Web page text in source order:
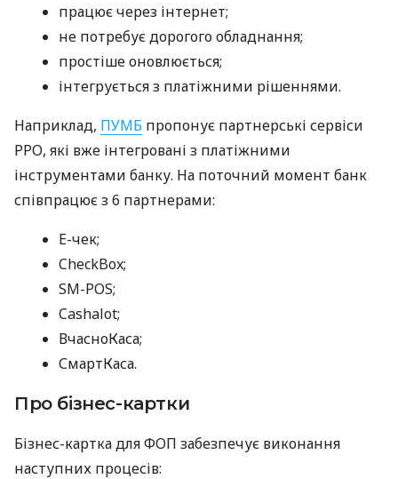
працює через інтернет;
не потребує дорогого обладнання;
простіше оновлюється;
інтегрується з платіжними рішеннями.
Наприклад, ПУМБ пропонує партнерські сервіси
РРО, які вже інтегровані з платіжними
інструментами банку. На поточний момент банк
співпрацює з 6 партнерами:
E-чек;
CheckBox;
SM-POS;
Cashalot;
ВчасноКаса;
СмартКаса.
Про бізнес-картки
Бізнес-картка для ФОП забезпечує виконання
наступних процесів: